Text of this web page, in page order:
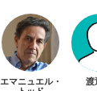
エマニュエル・
渡